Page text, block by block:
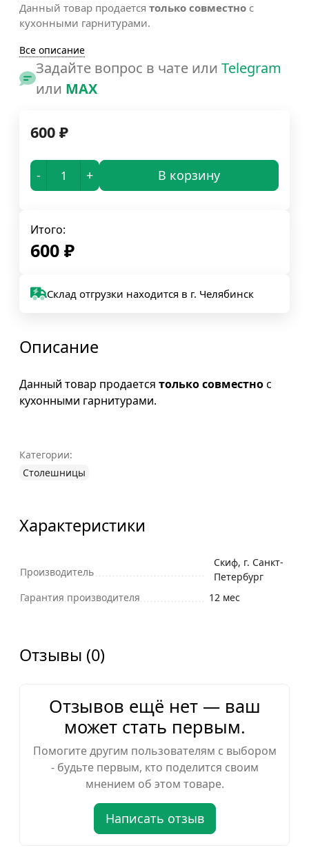
Данный товар продается только совместно с
кухонными гарнитурами.
Все описание
Задайте вопрос в чате или Telegram
или MAX
600 ₽
- + В корзину
Итого:
600 ₽
Склад отгрузки находится в г. Челябинск
Описание
Данный товар продается только совместнос
кухонными гарнитурами.
Категории:
Столешницы
Характеристики
Производитель
Скиф, г. Санкт-
Петербург
Гарантия производителя
12 мес
Отзывы (0)
Отзывов ещё нет — ваш
может стать первым.
Помогите другим пользователям с выбором
- будьте первым, кто поделится своим
мнением об этом товаре.
Написать отзыв